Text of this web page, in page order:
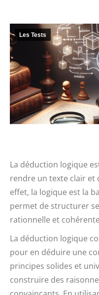
Les Tests
La déduction logique
rendre un texte clair et
effet, la logique est la
permet de structurer
rationnelle et
La déduction logique
pour en déduire une
principes solides et
construire des